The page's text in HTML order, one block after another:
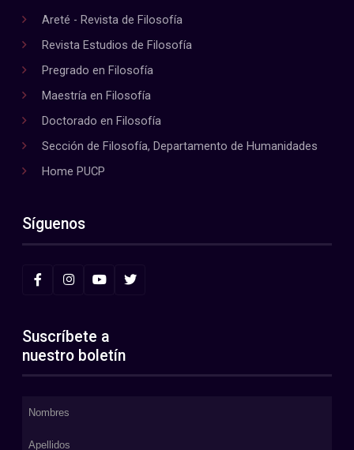
Areté - Revista de Filosofía
Revista Estudios de Filosofía
Pregrado en Filosofía
Maestría en Filosofía
Doctorado en Filosofía
Sección de Filosofía, Departamento de Humanidades
Home PUCP
Síguenos
Suscríbete a
nuestro boletín